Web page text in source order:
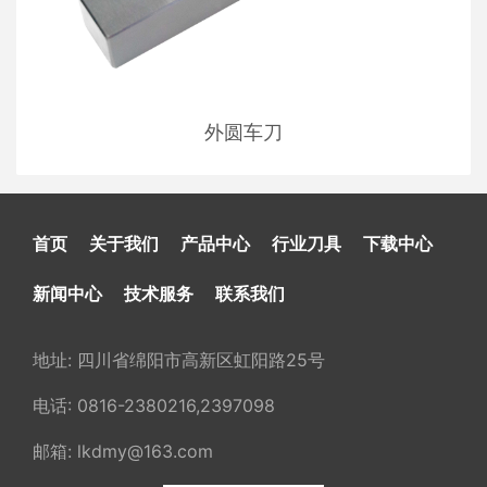
外圆车刀
首页 关于我们 产品中心 行业刀具 下载中心
新闻中心 技术服务 联系我们
地址: 四川省绵阳市高新区虹阳路25号
电话: 0816-2380216,2397098
邮箱: lkdmy@163.com